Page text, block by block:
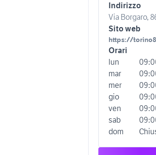
Indirizzo
Via Borgaro,
Sito web
https://
Orari
lun
mar
mer
gio
ven
sab
dom